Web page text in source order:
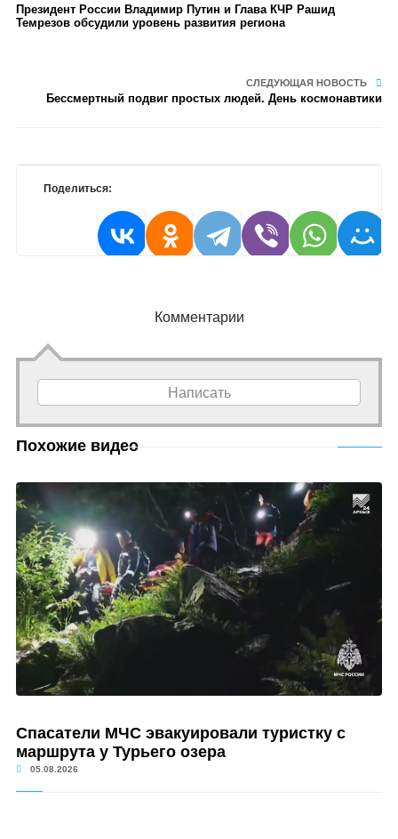
Президент России Владимир Путин и Глава КЧР Рашид
Темрезов обсудили уровень развития региона
СЛЕДУЮЩАЯ НОВОСТЬ
Бессмертный подвиг простых людей. День космонавтики
Поделиться:
Комментарии
Написать
Похожие видео
Спасатели МЧС эвакуировали туристку с
маршрута у Турьего озера
05.08.2026